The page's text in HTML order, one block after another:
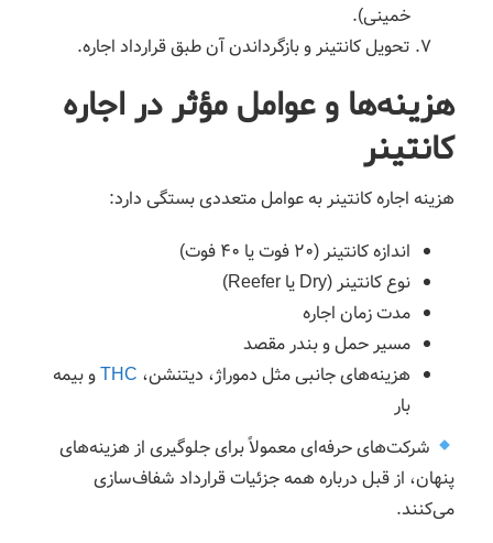
خمینی).
تحویل کانتینر و بازگرداندن آن طبق قرارداد اجاره.
هزینه‌ها و عوامل مؤثر در اجاره
کانتینر
هزینه اجاره کانتینر به عوامل متعددی بستگی دارد:
اندازه کانتینر (۲۰ فوت یا ۴۰ فوت)
نوع کانتینر (Dry یا Reefer)
مدت زمان اجاره
مسیر حمل و بندر مقصد
هزینه‌های جانبی مثل دموراژ، دیتنشن، THCو بیمه
بار
شرکت‌های حرفه‌ای معمولاً برای جلوگیری از هزینه‌های
پنهان، از قبل درباره همه جزئیات قرارداد شفاف‌سازی
می‌کنند.